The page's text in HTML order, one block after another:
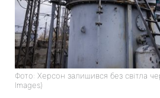
Фото: Херсон залишився без світла
Images)